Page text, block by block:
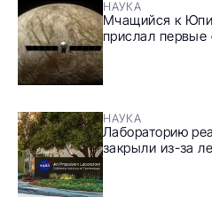
НАУКА
Мчащийся к
прислал первые
НАУКА
Лабораторию
закрыли из-за